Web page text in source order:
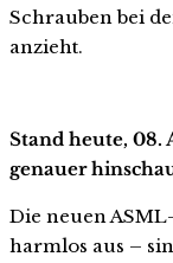
Schrauben bei
anzieht.
Stand heute, 08.
genauer
Die neuen
harmlos aus –